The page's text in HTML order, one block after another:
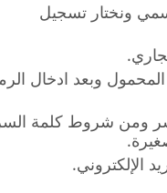
ونختار تسجيل
وبعد ادخال
ومن شروط كلمة
الإلكتروني.